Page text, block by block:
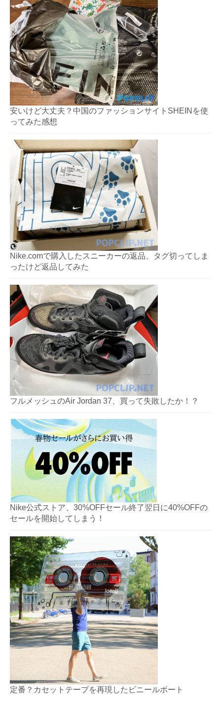
安いけど大丈夫？中国のファッションサイトSHEINを使
ってみた感想
Nike.comで購入したスニーカーの返品、タグ切ってしま
ったけど返品してみた
フルメッシュのAir Jordan 37、買って失敗したか！？
Nike公式ストア、30%OFFセール終了翌日に40%OFFの
セールを開始してしまう！
定番？カセットテープを再現したビニールボート